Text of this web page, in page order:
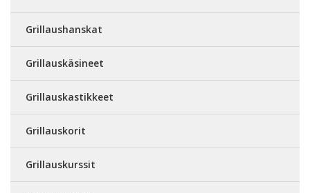
Grillaushanskat
Grillauskäsineet
Grillauskastikkeet
Grillauskorit
Grillauskurssit